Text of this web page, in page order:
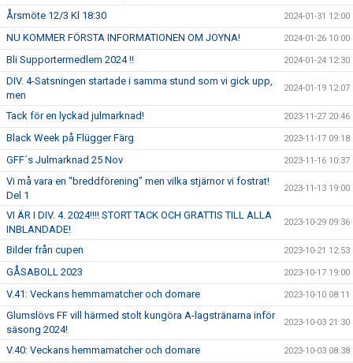
Årsmöte 12/3 Kl 18:30 2024-01-31 12:00
NU KOMMER FÖRSTA INFORMATIONEN OM JOYNA! 2024-01-26 10:00
Bli Supportermedlem 2024 !! 2024-01-24 12:30
DIV. 4-Satsningen startade i samma stund som vi gick upp,
men
2024-01-19 12:07
Tack för en lyckad julmarknad! 2023-11-27 20:46
Black Week på Flügger Färg 2023-11-17 09:18
GFF´s Julmarknad 25 Nov 2023-11-16 10:37
Vi må vara en "breddförening" men vilka stjärnor vi fostrat!
Del 1
2023-11-13 19:00
VI ÄR I DIV. 4. 2024!!!! STORT TACK OCH GRATTIS TILL ALLA
INBLANDADE!
2023-10-29 09:36
Bilder från cupen 2023-10-21 12:53
GÅSABOLL 2023 2023-10-17 19:00
V.41: Veckans hemmamatcher och domare 2023-10-10 08:11
Glumslövs FF vill härmed stolt kungöra A-lagstränarna inför
säsong 2024!
2023-10-03 21:30
V.40: Veckans hemmamatcher och domare 2023-10-03 08:38